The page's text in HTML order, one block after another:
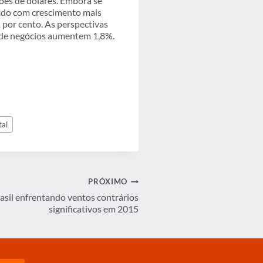
com crescimento mais
cento. As perspectivas
negócios aumentem 1,8%.
PRÓXIMO
enfrentando ventos contrários
significativos em 2015